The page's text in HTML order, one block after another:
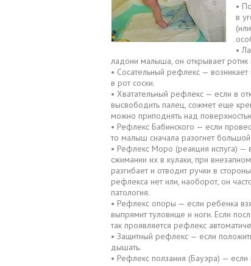
•
в
•
ладони малыша, он открывает
• Сосательный рефлекс —
в рот соски.
• Хватательный рефлекс — если в
высвободить палец, сожмет еще
можно приподнять над
• Рефлекс Бабинского — если
то малыш сначала разогнет
• Рефлекс Моро (реакция испуга) —
сжимании их в кулаки, при
разгибает и отводит ручки в
рефлекса нет или, наоборот, он
патология.
• Рефлекс опоры — если ребенка
выпрямит туловище и ноги. Если
так проявляется рефлекс
• Защитный рефлекс — если
дышать.
• Рефлекс ползания (Бауэра) —